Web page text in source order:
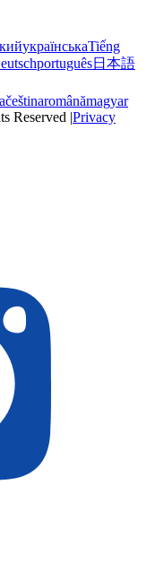
українськаTiếng
português日本語
češtinaromânămagyar
Reserved |Privacy